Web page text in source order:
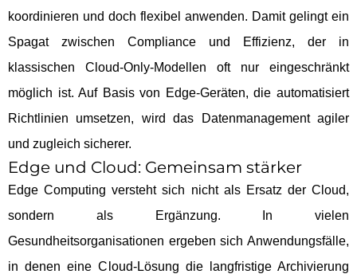
koordinieren und doch flexibel anwenden. Damit gelingt ein
Spagat zwischen Compliance und Effizienz, der in
klassischen Cloud-Only-Modellen oft nur eingeschränkt
möglich ist. Auf Basis von Edge-Geräten, die automatisiert
Richtlinien umsetzen, wird das Datenmanagement agiler
und zugleich sicherer.
Edge und Cloud: Gemeinsam stärker
Edge Computing versteht sich nicht als Ersatz der Cloud,
sondern als Ergänzung. In vielen
Gesundheitsorganisationen ergeben sich Anwendungsfälle,
in denen eine Cloud-Lösung die langfristige Archivierung